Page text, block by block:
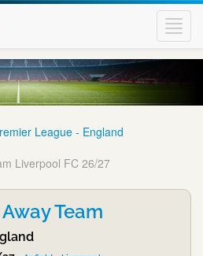
League - England
Liverpool FC 26/27
Team